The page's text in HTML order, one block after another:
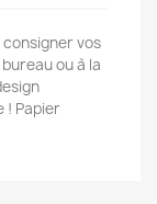
vos
ou à la
! Papier